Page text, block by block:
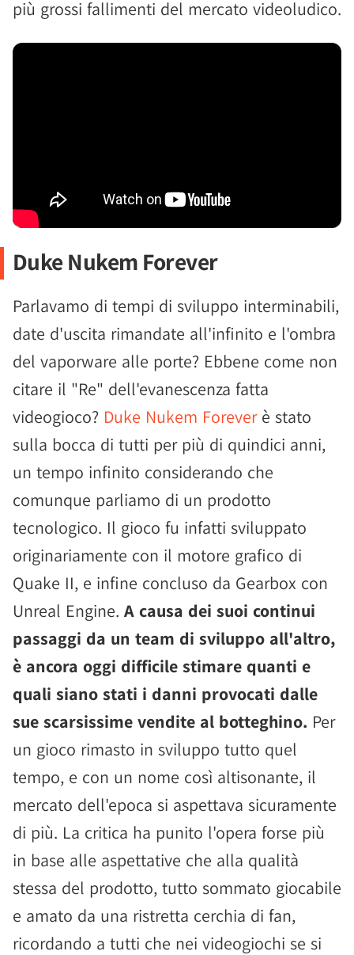
più grossi fallimenti del mercato videoludico.
Duke Nukem Forever
Parlavamo di tempi di sviluppo interminabili,
date d'uscita rimandate all'infinito e l'ombra
del vaporware alle porte? Ebbene come non
citare il "Re" dell'evanescenza fatta
videogioco? Duke Nukem Foreverè stato
sulla bocca di tutti per più di quindici anni,
un tempo infinito considerando che
comunque parliamo di un prodotto
tecnologico. Il gioco fu infatti sviluppato
originariamente con il motore grafico di
Quake II, e infine concluso da Gearbox con
Unreal Engine. A causa dei suoi continui
passaggi da un team di sviluppo all'altro,
è ancora oggi difficile stimare quanti e
quali siano stati i danni provocati dalle
sue scarsissime vendite al botteghino. Per
un gioco rimasto in sviluppo tutto quel
tempo, e con un nome così altisonante, il
mercato dell'epoca si aspettava sicuramente
di più. La critica ha punito l'opera forse più
in base alle aspettative che alla qualità
stessa del prodotto, tutto sommato giocabile
e amato da una ristretta cerchia di fan,
ricordando a tutti che nei videogiochi se si